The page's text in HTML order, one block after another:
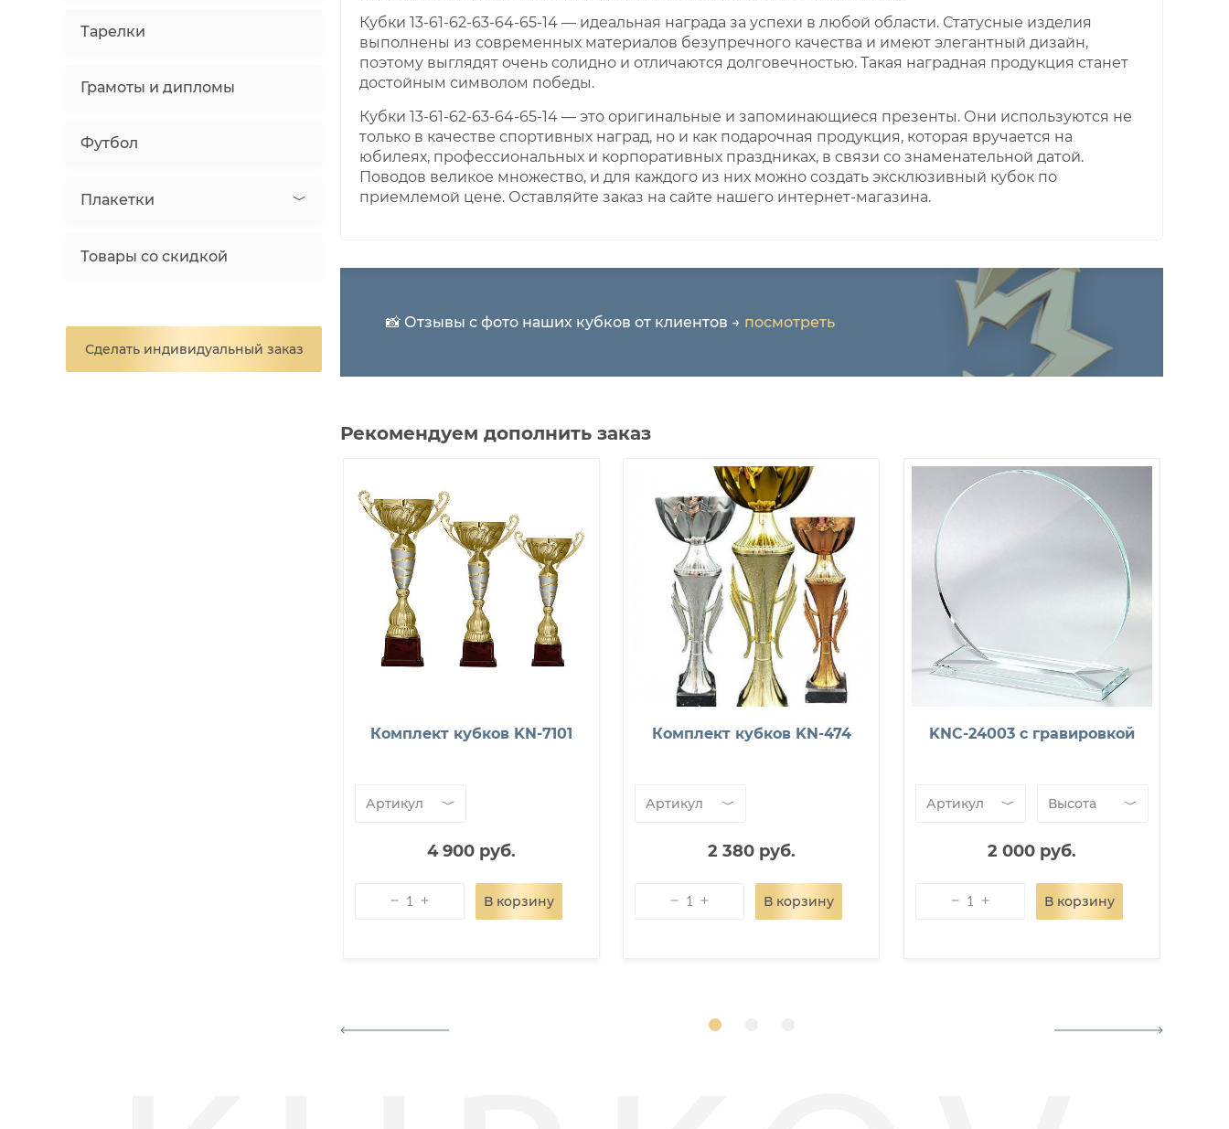
Тарелки
Грамоты и дипломы
Футбол
Плакетки
Товары со скидкой
Сделать индивидуальный заказ
Кубки 13-61-62-63-64-65-14 — идеальная награда за успехи в любой области. Статусные изделия
выполнены из современных материалов безупречного качества и имеют элегантный дизайн,
поэтому выглядят очень солидно и отличаются долговечностью. Такая наградная продукция станет
достойным символом победы.
Кубки 13-61-62-63-64-65-14 — это оригинальные и запоминающиеся презенты. Они используются не
только в качестве спортивных наград, но и как подарочная продукция, которая вручается на
юбилеях, профессиональных и корпоративных праздниках, в связи со знаменательной датой.
Поводов великое множество, и для каждого из них можно создать эксклюзивный кубок по
приемлемой цене. Оставляйте заказ на сайте нашего интернет-магазина.
📸 Отзывы с фото наших кубков от клиентов → посмотреть
Рекомендуем дополнить заказ
Комплект кубков KN-7101
Артикул
4 900 руб.
В корзину
Комплект кубков KN-474
Артикул
2 380 руб.
В корзину
KNC-24003 с гравировкой
Артикул Высота
2 000 руб.
В корзину